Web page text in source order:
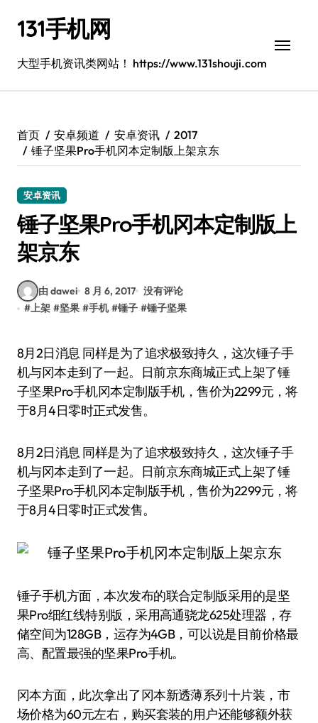
131手机网
大型手机资讯类网站！ https://www.131shouji.com
首页 安卓频道 安卓资讯
2017
锤子坚果Pro手机冈本定制版上架京东
安卓资讯
锤子坚果Pro手机冈本定制版上
架京东
由 dawei 8 月 6, 2017 没有评论
#上架 #坚果 #手机 #锤子 #锤子坚果
8月2日消息 同样是为了追求极致持久，这次锤子手
机与冈本走到了一起。日前京东商城正式上架了锤
子坚果Pro手机冈本定制版手机，售价为2299元，将
于8月4日零时正式发售。
8月2日消息 同样是为了追求极致持久，这次锤子手
机与冈本走到了一起。日前京东商城正式上架了锤
子坚果Pro手机冈本定制版手机，售价为2299元，将
于8月4日零时正式发售。
锤子手机方面，本次发布的联合定制版采用的是坚
果Pro细红线特别版，采用高通骁龙625处理器，存
储空间为128GB，运存为4GB，可以说是目前价格最
高、配置最强的坚果Pro手机。
冈本方面，此次拿出了冈本新透薄系列十片装，市
场价格为60元左右，购买套装的用户还能够额外获